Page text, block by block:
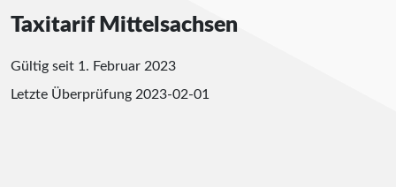
Taxitarif Mittelsachsen
Gültig seit 1. Februar 2023
Letzte Überprüfung 2023-02-01